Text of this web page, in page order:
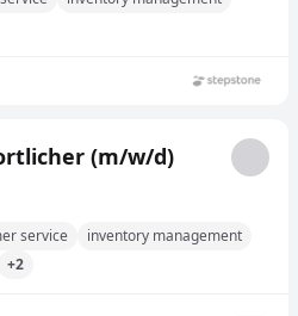
(m/w/d)
service
inventory management
+2